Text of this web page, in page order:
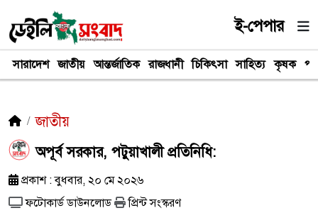
ই-পেপার
সারাদেশ জাতীয় আন্তর্জাতিক রাজধানী চিকিৎসা সাহিত্য কৃষক
জাতীয়
অপূর্ব সরকার, পটুয়াখালী প্রতিনিধি:
প্রকাশ : বুধবার, ২০ মে ২০২৬
ফটোকার্ড ডাউনলোড
প্রিন্ট সংস্করণ